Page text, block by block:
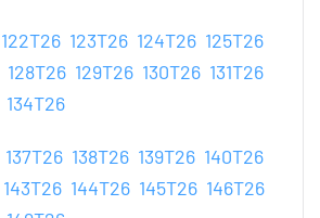
122T26 123T26 124T26 125T26
128T26 129T26 130T26 131T26
134T26
137T26 138T26 139T26 140T26
143T26 144T26 145T26 146T26